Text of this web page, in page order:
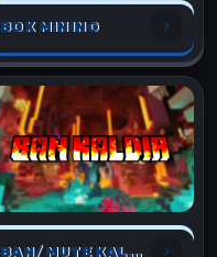
BOX MINING
BAN/MUTE KALDIR